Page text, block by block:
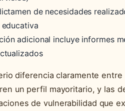
de necesidades
adicional incluye informes
diferencia claramente entre
un perfil mayoritario, y las
de vulnerabilidad que